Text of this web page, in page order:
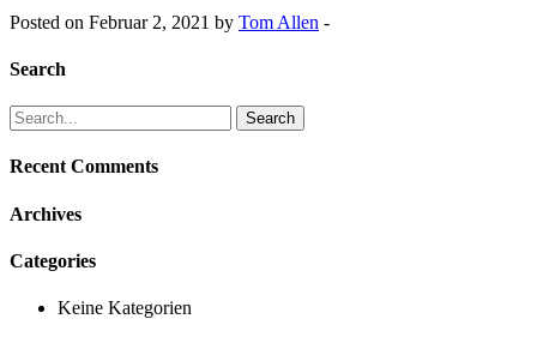
Posted on Februar 2, 2021 by Tom Allen -
Search
Search
for:
Recent Comments
Archives
Categories
Keine Kategorien